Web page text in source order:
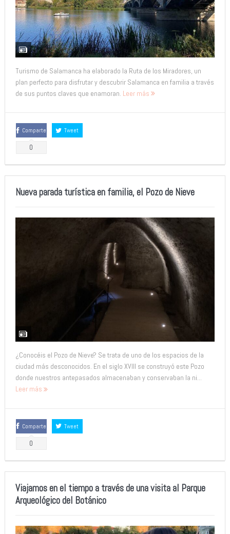
Turismo de Salamanca ha elaborado la Ruta de los Miradores, un
plan perfecto para disfrutar y descubrir Salamanca en familia a través
de sus puntos claves que enamoran. Leer más
Comparte
0
Tweet
Nueva parada turística en familia, el Pozo de Nieve
¿Conocéis el Pozo de Nieve? Se trata de uno de los espacios de la
ciudad más desconocidos. En el siglo XVIII se construyó este Pozo
donde nuestros antepasados almacenaban y conservaban la ni...
Leer más
Comparte
0
Tweet
Viajamos en el tiempo a través de una visita al Parque
Arqueológico del Botánico